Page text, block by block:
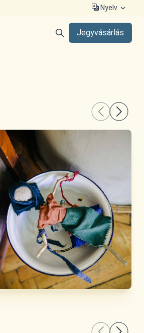
Nyelv
Jegyvásárlás